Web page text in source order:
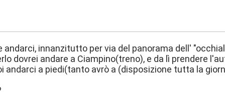
andarci, innanzitutto per via del panorama dell'
dovrei andare a Ciampino(treno), e da lì prendere
andarci a piedi(tanto avrò a (disposizione tutta la